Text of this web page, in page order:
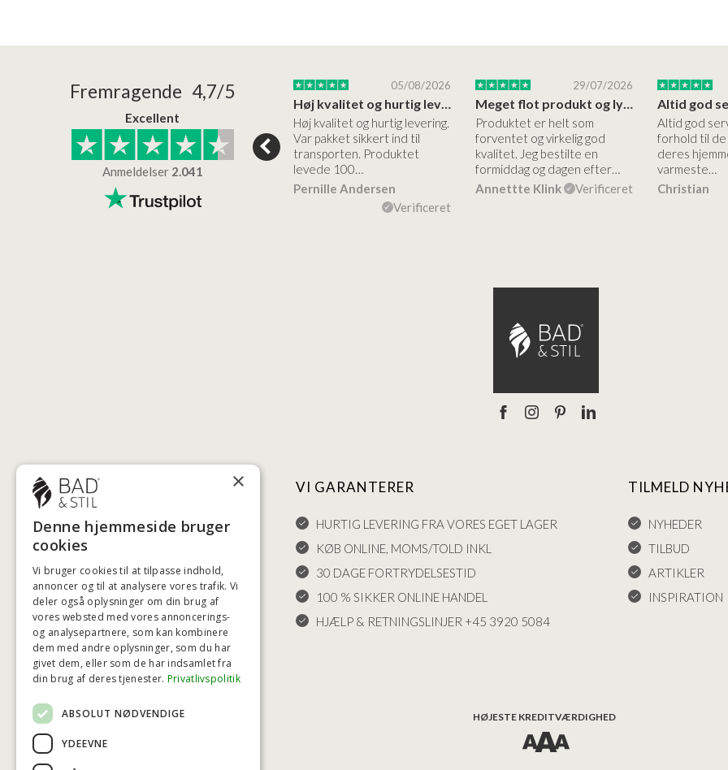
Fremragende 4,7/5
Excellent
Anmeldelser 2.041
24/01/2026
Superflot bademøbel og rigtig lynhurtig…
22/01/2026
Kanon god service
Kanon god service. Varerne
bliver leveret hurtigt, og det
er virkelig kvalitet.
Lise
05/08/2026
Høj kvalitet og hurtig levering
Høj kvalitet og hurtig levering.
Var pakket sikkert ind til
transporten. Produktet
levede 100…
Pernille Andersen
Verificeret
29/07/2026
Meget flot produkt og lynhurtigt levering
Produktet er helt som
forventet og virkelig god
kvalitet. Jeg bestilte en
formiddag og dagen efter…
Annettte Klink
Verificeret
Altid god
forhold til de
deres
varmeste…
Christian
NYTTIGE LINKS
HANDELSBETINGELSER
LEVERING OG RETURET
FORTRYDELSESRET
KLAGER
FRAGT
INDSTILLINGER FOR COOKIES
VI GARANTERER
HURTIG LEVERING FRA VORES EGET LAGER
KØB ONLINE, MOMS/TOLD INKL
30 DAGE FORTRYDELSESTID
100 % SIKKER ONLINE HANDEL
HJÆLP & RETNINGSLINJER +45 3920 5084
TILMELD
NYHEDER
TILBUD
ARTIKLER
INSPIRATION
HØJESTE KREDITVÆRDIGHED
×
Denne hjemmeside bruger
cookies
Vi bruger cookies til at tilpasse indhold,
annoncer og til at analysere vores trafik. Vi
deler også oplysninger om din brug af
vores websted med vores annoncerings-
og analysepartnere, som kan kombinere
dem med andre oplysninger, som du har
givet dem, eller som de har indsamlet fra
din brug af deres tjenester. Privatlivspolitik
ABSOLUT NØDVENDIGE
YDEEVNE